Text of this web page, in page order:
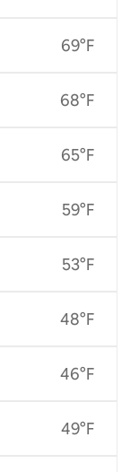
69°F
68°F
65°F
59°F
53°F
48°F
46°F
49°F